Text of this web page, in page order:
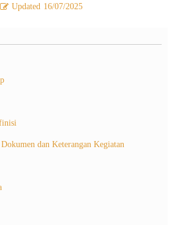
Updated 16/07/2025
dan Keterangan Kegiatan